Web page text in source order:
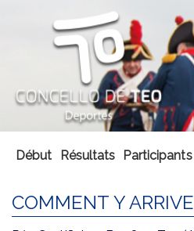
Début Résultats Participants
COMMENT Y